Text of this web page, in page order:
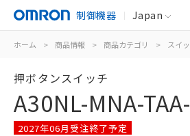
制御機器 Japan
ホーム > 商品情報 > 商品カテゴリ > スイ
押ボタンスイッチ
A30NL-MNA-
2027年06月受注終了予定